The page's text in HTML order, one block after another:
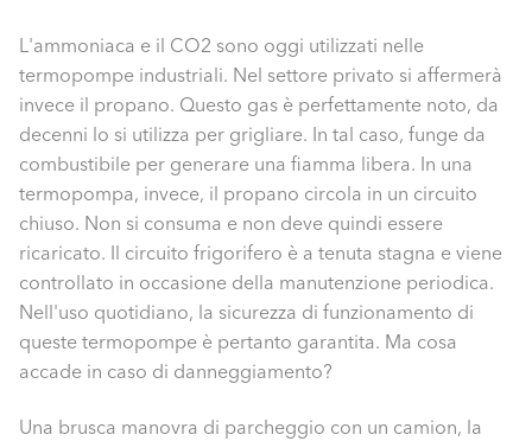
L'ammoniaca e il CO2 sono oggi utilizzati nelle
termopompe industriali. Nel settore privato si affermerà
invece il propano. Questo gas è perfettamente noto, da
decenni lo si utilizza per grigliare. In tal caso, funge da
combustibile per generare una fiamma libera. In una
termopompa, invece, il propano circola in un circuito
chiuso. Non si consuma e non deve quindi essere
ricaricato. Il circuito frigorifero è a tenuta stagna e viene
controllato in occasione della manutenzione periodica.
Nell'uso quotidiano, la sicurezza di funzionamento di
queste termopompe è pertanto garantita. Ma cosa
accade in caso di danneggiamento?
Una brusca manovra di parcheggio con un camion, la